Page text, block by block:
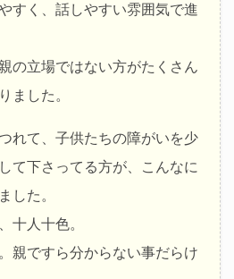
すく、話しやすい雰囲気で進
の立場ではない方がたくさん
ました。
れて、子供たちの障がいを少
て下さってる方が、こんなに
した。
十人十色。
親ですら分からない事だらけ